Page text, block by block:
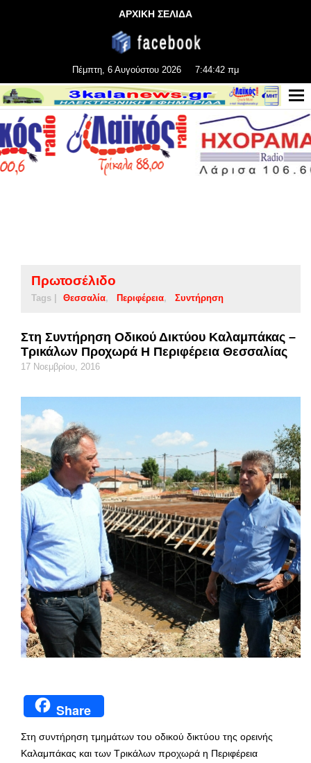
ΑΡΧΙΚΗ ΣΕΛΙΔΑ
Πέμπτη, 6 Αυγούστου 2026 7:44:42 πμ
Πρωτοσέλιδο
Tags | Θεσσαλία Περιφέρεια Συντήρηση
Στη Συντήρηση Οδικού Δικτύου Καλαμπάκας –
Τρικάλων Προχωρά Η Περιφέρεια Θεσσαλίας
17 Νοεμβρίου, 2016
Share
Στη συντήρηση τμημάτων του οδικού δικτύου της ορεινής
Καλαμπάκας και των Τρικάλων προχωρά η Περιφέρεια